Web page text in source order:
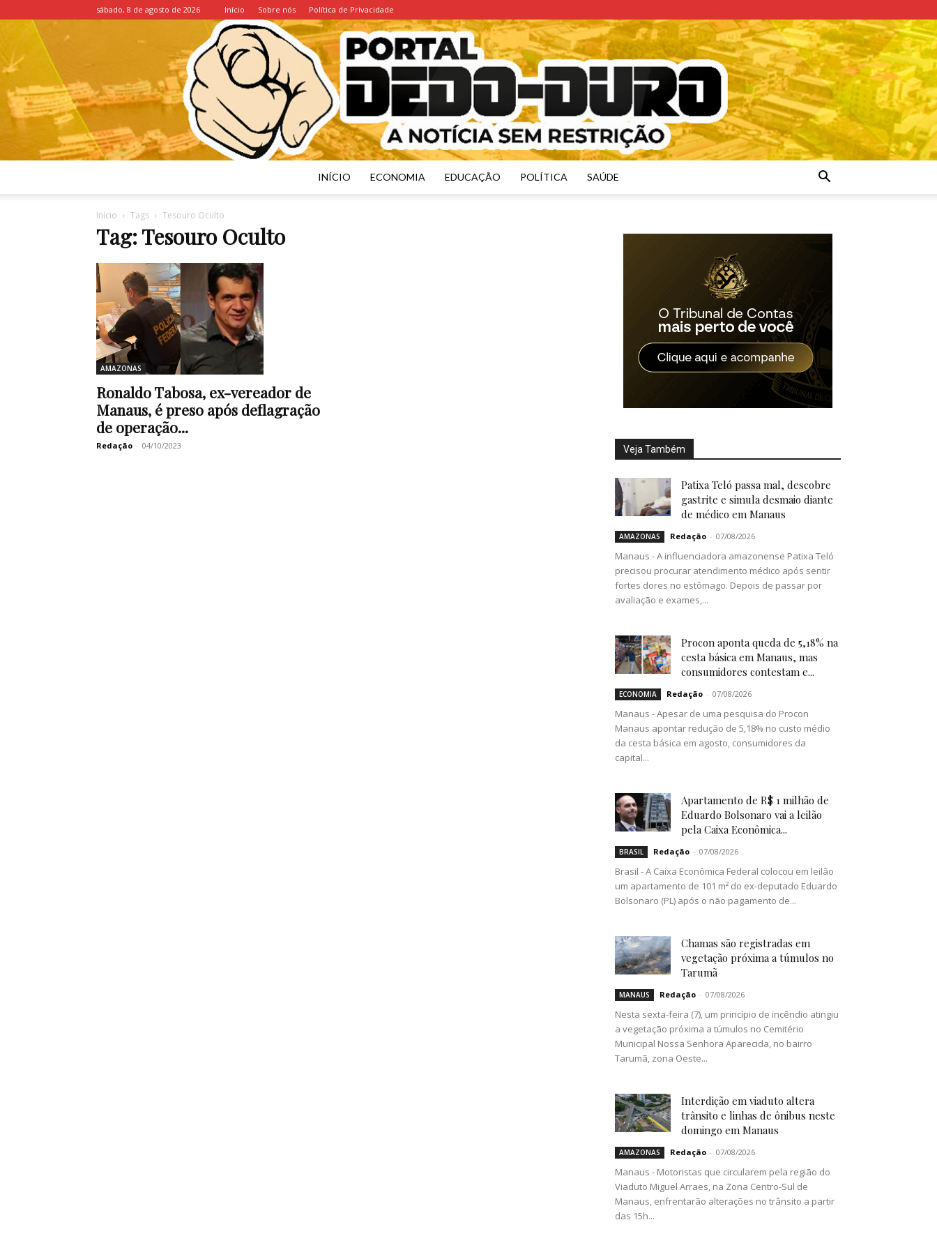
sábado, 8 de agosto de 2026 Início Sobre nós Política de Privacidade
INÍCIO ECONOMIA EDUCAÇÃO POLÍTICA SAÚDE
Início Tags Tesouro Oculto
Tag: Tesouro Oculto
AMAZONAS
Ronaldo Tabosa, ex-vereador de
Manaus, é preso após deflagração
de operação...
Redação - 04/10/2023 Veja Também
Patixa Teló passa mal, descobre
gastrite e simula desmaio diante
de médico em Manaus
AMAZONAS Redação - 07/08/2026
Manaus - A influenciadora amazonense Patixa Teló
precisou procurar atendimento médico após sentir
fortes dores no estômago. Depois de passar por
avaliação e exames,...
Procon aponta queda de 5,18% na
cesta básica em Manaus, mas
consumidores contestam e...
ECONOMIA Redação - 07/08/2026
Manaus - Apesar de uma pesquisa do Procon
Manaus apontar redução de 5,18% no custo médio
da cesta básica em agosto, consumidores da
capital...
Apartamento de R$ 1 milhão de
Eduardo Bolsonaro vai a leilão
pela Caixa Econômica...
BRASIL Redação - 07/08/2026
Brasil - A Caixa Econômica Federal colocou em leilão
um apartamento de 101 m² do ex-deputado Eduardo
Bolsonaro (PL) após o não pagamento de...
Chamas são registradas em
vegetação próxima a túmulos no
Tarumã
MANAUS Redação - 07/08/2026
Nesta sexta-feira (7), um princípio de incêndio atingiu
a vegetação próxima a túmulos no Cemitério
Municipal Nossa Senhora Aparecida, no bairro
Tarumã, zona Oeste...
Interdição em viaduto altera
trânsito e linhas de ônibus neste
domingo em Manaus
AMAZONAS Redação - 07/08/2026
Manaus - Motoristas que circularem pela região do
Viaduto Miguel Arraes, na Zona Centro-Sul de
Manaus, enfrentarão alterações no trânsito a partir
das 15h...